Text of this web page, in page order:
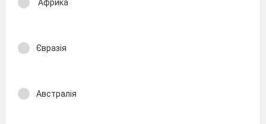
Африка
Євразія
Австралія